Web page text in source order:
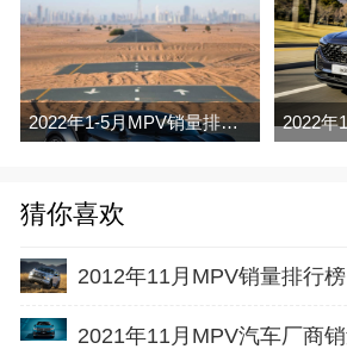
2022年1-5月MPV销量排行榜
猜你喜欢
2012年11月MPV销量排行榜